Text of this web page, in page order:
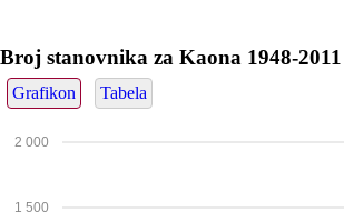
Broj stanovnika za Kaona 1948-2011
Grafikon Tabela
1 500
2 000